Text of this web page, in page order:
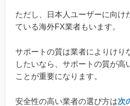
ただし、日本人ユーザーに向け
ている海外FX業者もいます。
サポートの質は業者によりけり
したいなら、サポートの質が高
ことが重要になります。
安全性の高い業者の選び方は次